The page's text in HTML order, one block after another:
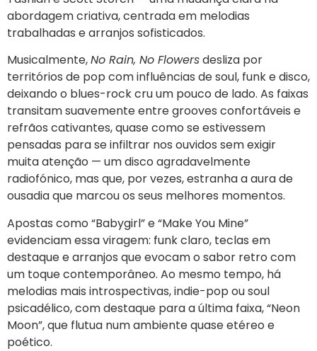
abordagem criativa, centrada em melodias
trabalhadas e arranjos sofisticados.
Musicalmente,No Rain, No Flowersdesliza por
territórios de pop com influências de soul, funk e disco,
deixando o blues-rock cru um pouco de lado. As faixas
transitam suavemente entre grooves confortáveis e
refrãos cativantes, quase como se estivessem
pensadas para se infiltrar nos ouvidos sem exigir
muita atenção — um disco agradavelmente
radiofónico, mas que, por vezes, estranha a aura de
ousadia que marcou os seus melhores momentos.
Apostas como “Babygirl” e “Make You Mine”
evidenciam essa viragem: funk claro, teclas em
destaque e arranjos que evocam o sabor retro com
um toque contemporâneo. Ao mesmo tempo, há
melodias mais introspectivas, indie-pop ou soul
psicadélico, com destaque para a última faixa, “Neon
Moon”, que flutua num ambiente quase etéreo e
poético.